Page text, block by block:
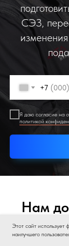
СЭЗ,
+7
Я даю согласие на
политикой
Нам
Этот сайт использует
наилучшего